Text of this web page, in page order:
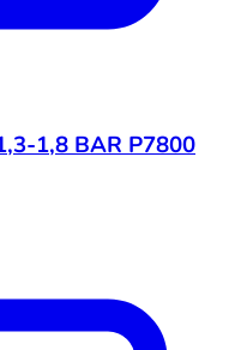
1,8 BAR P7800